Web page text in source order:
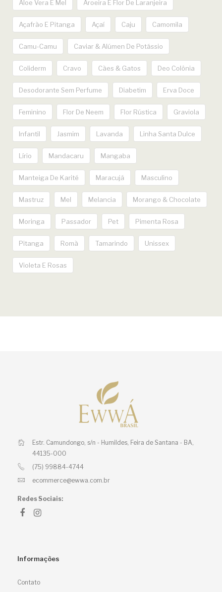
Aloe Vera E Mel Aroeira E Flor De Laranjeira
Açafrão E Pitanga Açaí Caju Camomila
Camu-Camu Caviar & Alúmen De Potássio
Coliderm Cravo Cães & Gatos Deo Colônia
Desodorante Sem Perfume Diabetim Erva Doce
Feminino Flor De Neem Flor Rústica Graviola
Infantil Jasmim Lavanda Linha Santa Dulce
Lírio Mandacaru Mangaba
Manteiga De Karité Maracujá Masculino
Mastruz Mel Melancia Morango & Chocolate
Moringa Passador Pet Pimenta Rosa
Pitanga Romã Tamarindo Unissex
Violeta E Rosas
Estr. Camundongo, s/n - Humildes, Feira de Santana - BA,
44135-000
(75) 99884-4744
ecommerce@ewwa.com.br
Redes Sociais:
Informações
Contato